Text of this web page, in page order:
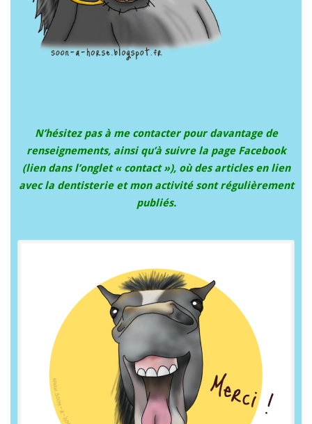
N’hésitez pas à me contacter pour davantage de
renseignements, ainsi qu’à suivre la page Facebook
(lien dans l’onglet « contact »), où des articles en lien
avec la dentisterie et mon activité sont régulièrement
publiés.